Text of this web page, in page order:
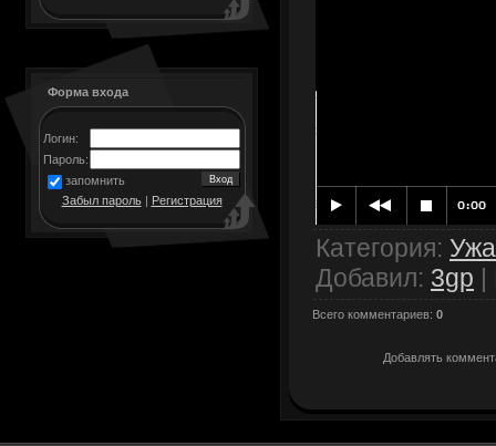
Форма входа
Логин:
Пароль:
запомнить
Забыл пароль| Регистрация
Категория:
Добавил: 3gp |
Всего комментариев: 0
Добавлять